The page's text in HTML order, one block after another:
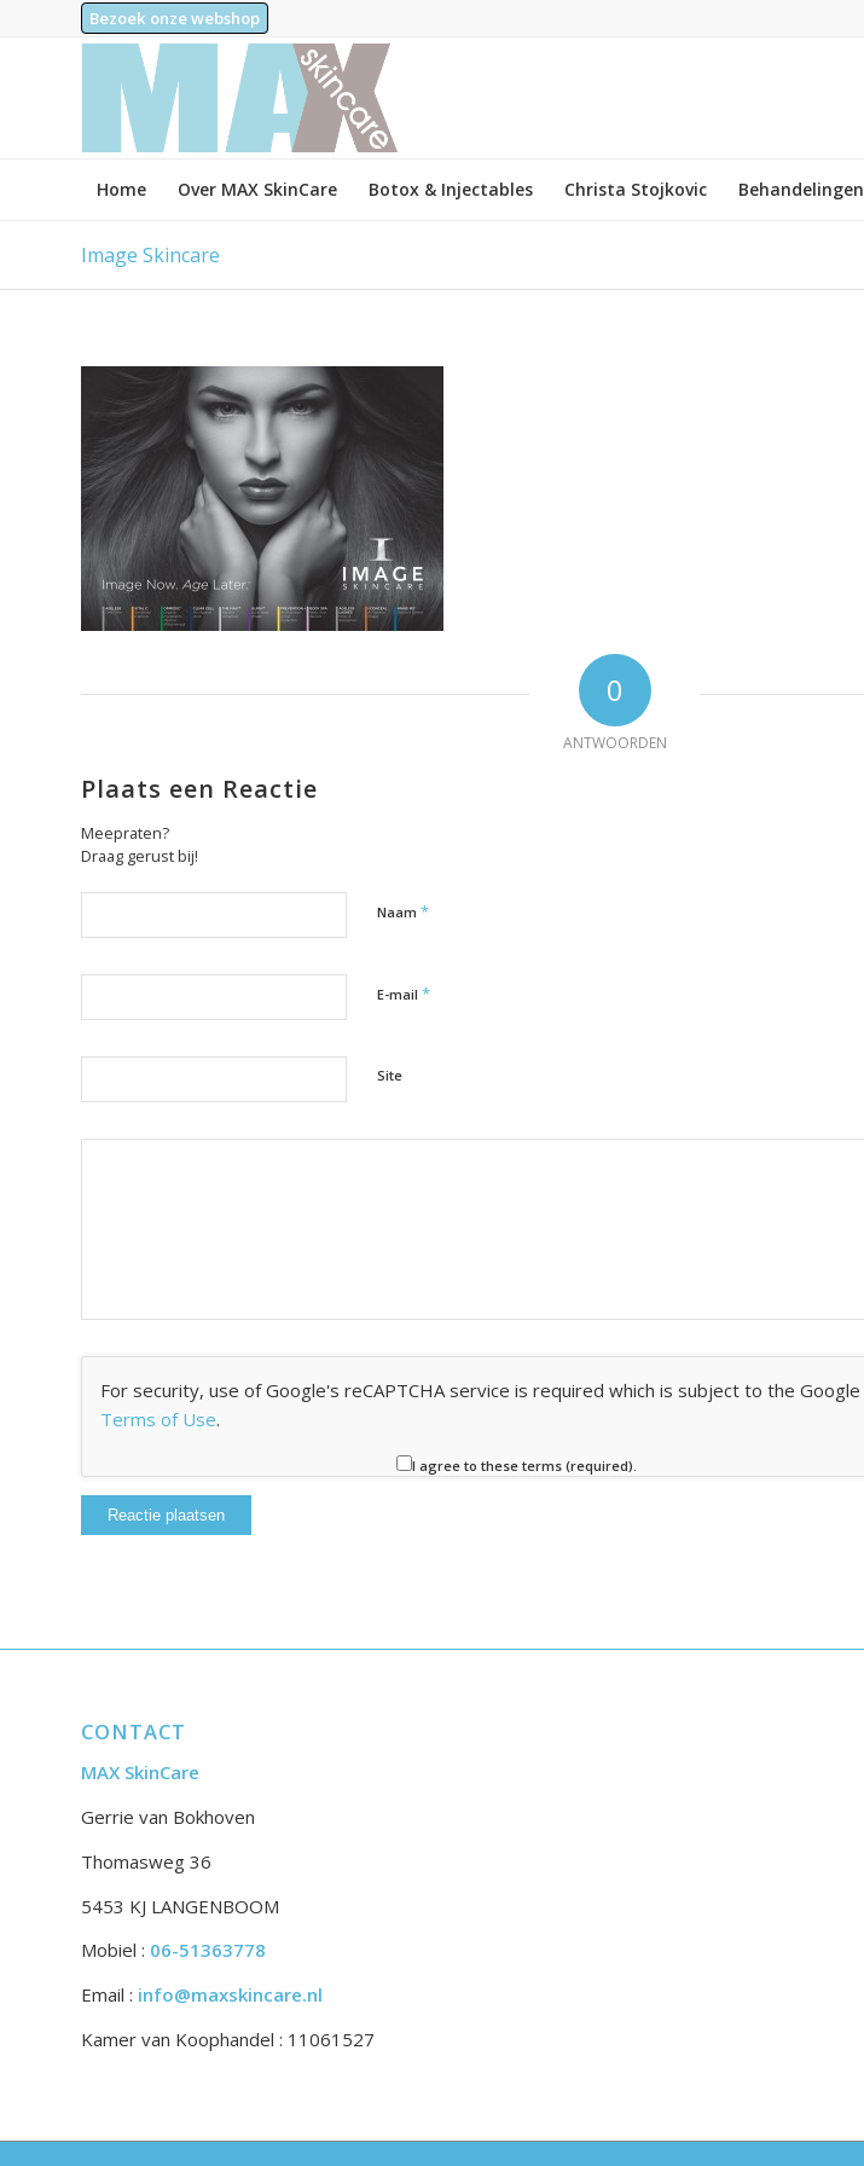
Bezoek onze webshop
Home Over MAX SkinCare Botox & Injectables Christa Stojkovic Behandelingen
Image Skincare
0
ANTWOORDEN
Plaats een Reactie
Meepraten?
Draag gerust bij!
Naam *
E-mail *
Site
For security, use of Google's reCAPTCHA service is required which is subject to the Google
Terms of Use.
I agree to these terms (required).
CONTACT
MAX SkinCare
Gerrie van Bokhoven
Thomasweg 36
5453 KJ LANGENBOOM
Mobiel : 06-51363778
Email : info@maxskincare.nl
Kamer van Koophandel : 11061527